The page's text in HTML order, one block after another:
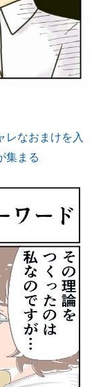
なおまけを入
集まる